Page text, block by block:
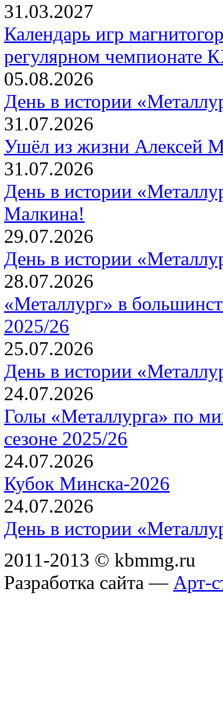
31.03.2027
Календарь игр
регулярном чемпионате
05.08.2026
День в истории
31.07.2026
Ушёл из жизни Алексей
31.07.2026
День в истории
Малкина!
29.07.2026
День в истории
28.07.2026
«Металлург» в
2025/26
25.07.2026
День в истории
24.07.2026
Голы «Металлурга» по
сезоне 2025/26
24.07.2026
Кубок Минска-2026
24.07.2026
День в истории
2011-2013 © kbmmg.ru
Разработка сайта — Арт-